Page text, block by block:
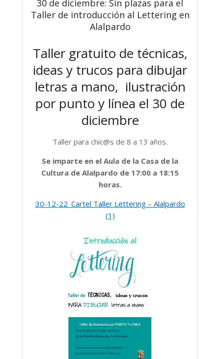
30 de diciembre: Sin plazas para el
Taller de introducción al Lettering en
Alalpardo
Taller gratuito de técnicas,
ideas y trucos para dibujar
letras a mano, ilustración
por punto y línea el 30 de
diciembre
Taller para chic@s de 8 a 13 años.
Se imparte en el Aula de la Casa de la
Cultura de Alalpardo de 17:00 a 18:15
horas.
30-12-22_Cartel Taller Lettering – Alalpardo
(1)